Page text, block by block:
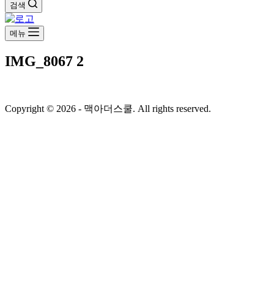
검색
메뉴
IMG_8067 2
Copyright © 2026 - 맥아더스쿨. All rights reserved.